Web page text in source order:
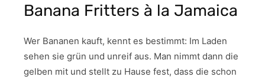
Banana Fritters à la Jamaica
Wer Bananen kauft, kennt es bestimmt: Im Laden
sehen sie grün und unreif aus. Man nimmt dann die
gelben mit und stellt zu Hause fest, dass die schon